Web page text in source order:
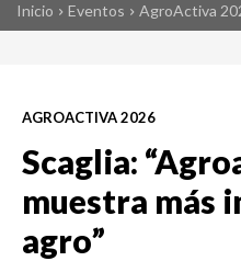
Inicio Eventos AgroActiva
AGROACTIVA 2026
Scaglia:
muestra más
agro”